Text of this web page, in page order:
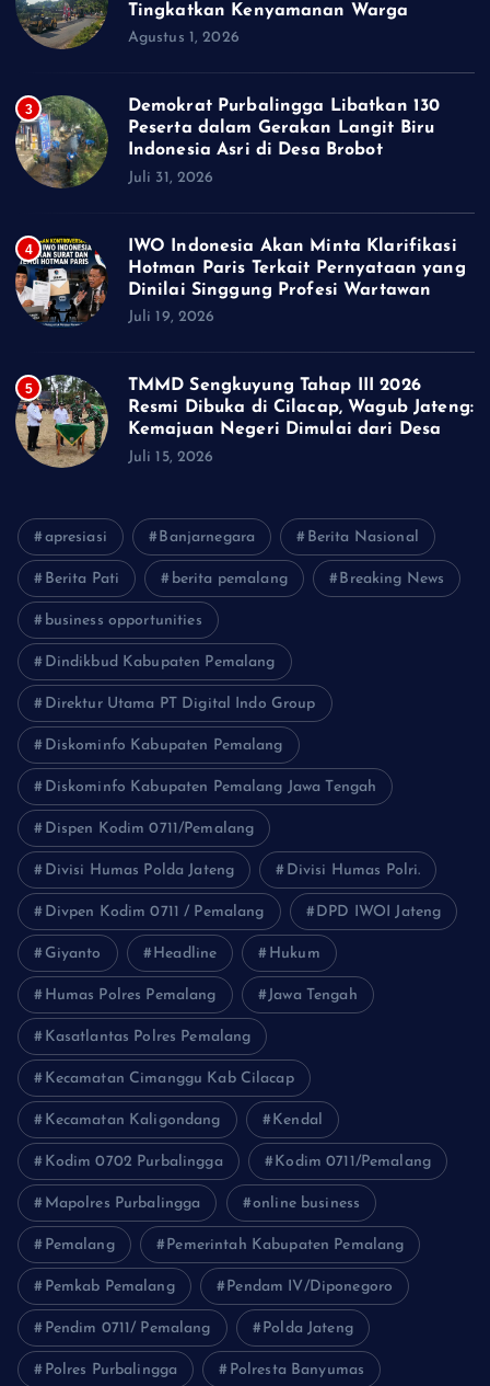
Tingkatkan Kenyamanan Warga
Agustus 1, 2026
3
Demokrat Purbalingga Libatkan 130
Peserta dalam Gerakan Langit Biru
Indonesia Asri di Desa Brobot
Juli 31, 2026
4
IWO Indonesia Akan Minta Klarifikasi
Hotman Paris Terkait Pernyataan yang
Dinilai Singgung Profesi Wartawan
Juli 19, 2026
5
TMMD Sengkuyung Tahap III 2026
Resmi Dibuka di Cilacap, Wagub Jateng:
Kemajuan Negeri Dimulai dari Desa
Juli 15, 2026
apresiasi Banjarnegara Berita Nasional
Berita Pati berita pemalang Breaking News
business opportunities
Dindikbud Kabupaten Pemalang
Direktur Utama PT Digital Indo Group
Diskominfo Kabupaten Pemalang
Diskominfo Kabupaten Pemalang Jawa Tengah
Dispen Kodim 0711/Pemalang
Divisi Humas Polda Jateng Divisi Humas Polri.
Divpen Kodim 0711 / Pemalang DPD IWOI Jateng
Giyanto Headline Hukum
Humas Polres Pemalang Jawa Tengah
Kasatlantas Polres Pemalang
Kecamatan Cimanggu Kab Cilacap
Kecamatan Kaligondang Kendal
Kodim 0702 Purbalingga Kodim 0711/Pemalang
Mapolres Purbalingga online business
Pemalang Pemerintah Kabupaten Pemalang
Pemkab Pemalang Pendam IV/Diponegoro
Pendim 0711/ Pemalang Polda Jateng
Polres Purbalingga Polresta Banyumas